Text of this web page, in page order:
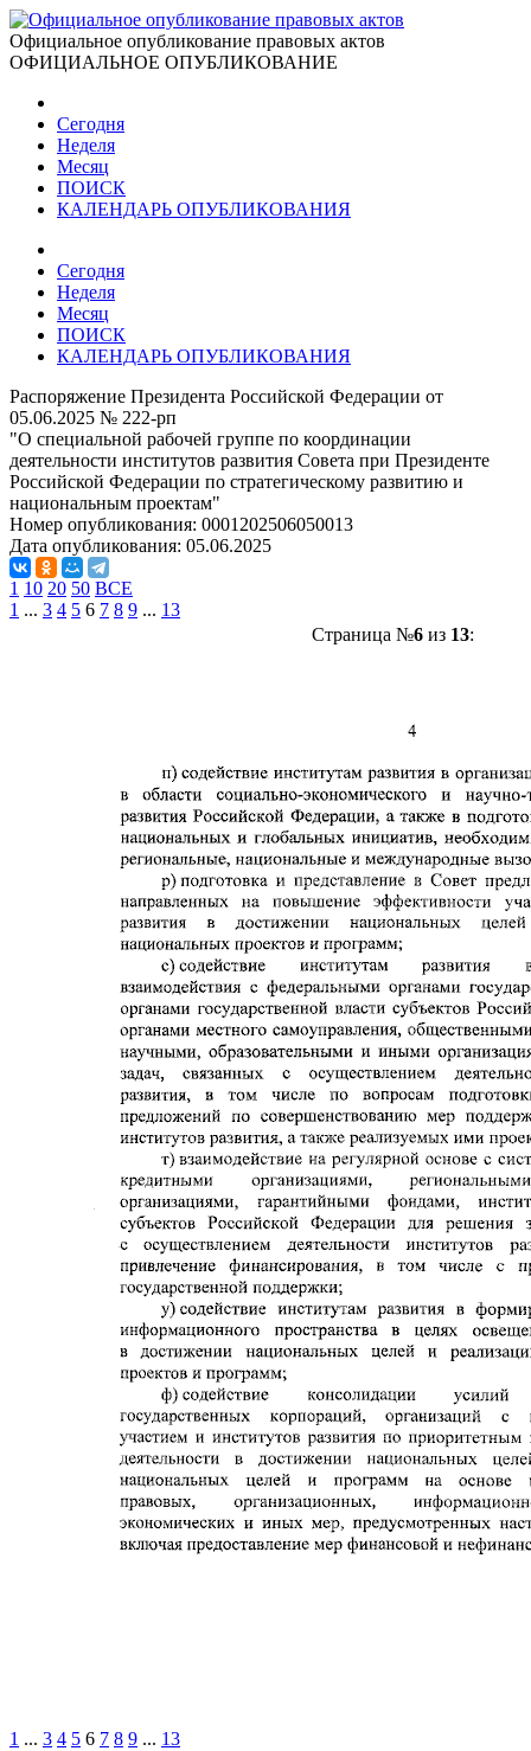
Официальное опубликование правовых актов
ОФИЦИАЛЬНОЕ ОПУБЛИКОВАНИЕ
Сегодня
Неделя
Месяц
ПОИСК
КАЛЕНДАРЬ ОПУБЛИКОВАНИЯ
Сегодня
Неделя
Месяц
ПОИСК
КАЛЕНДАРЬ ОПУБЛИКОВАНИЯ
Распоряжение Президента Российской Федерации от
05.06.2025 № 222-рп
"О специальной рабочей группе по координации
деятельности институтов развития Совета при Президенте
Российской Федерации по стратегическому развитию и
национальным проектам"
Номер опубликования: 0001202506050013
Дата опубликования: 05.06.2025
1 10 20 50 ВСЕ
1 ... 3 4 5 6 7 8 9 ... 13
Страница №6из 13:
1 ... 3 4 5 6 7 8 9 ... 13